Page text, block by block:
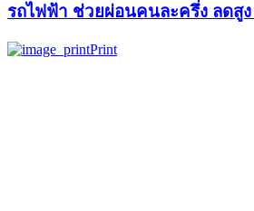
รถไฟฟ้า ช่วยผ่อนคนละครึ่ง ลดสู
Print